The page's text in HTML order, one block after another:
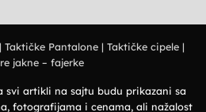
| Taktičke Pantalone| Taktičke cipele|
jakne – fajerke
svi artikli na sajtu budu prikazani sa
fotografijama i cenama, ali nažalost